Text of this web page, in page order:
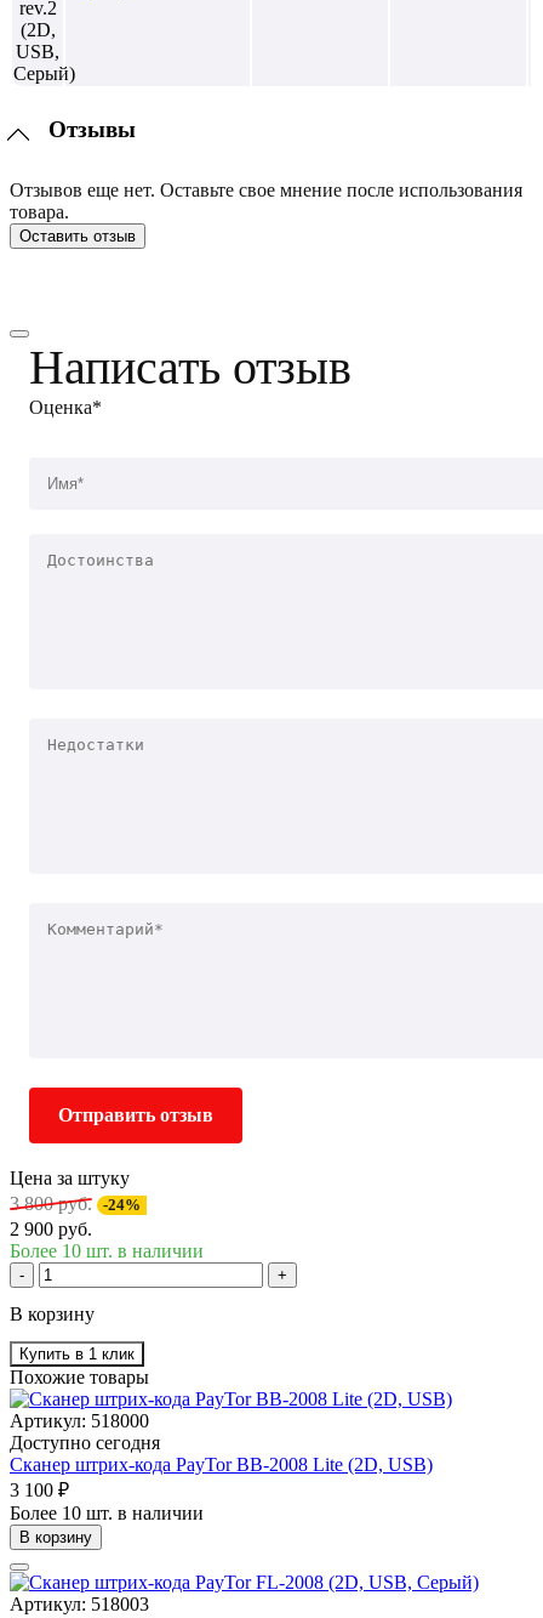
Отзывы
Отзывов еще нет. Оставьте свое мнение после использования
товара.
Оставить отзыв
Написать отзыв
Оценка*
Отправить отзыв
Цена за штуку
3 800 руб. -24%
2 900 руб.
Более 10 шт. в наличии
- +
В корзину
Купить в 1 клик
Похожие товары
Артикул: 518000
Доступно сегодня
Сканер штрих-кода PayTor BB-2008 Lite (2D, USB)
3 100 ₽
Более 10 шт. в наличии
В корзину
Артикул: 518003